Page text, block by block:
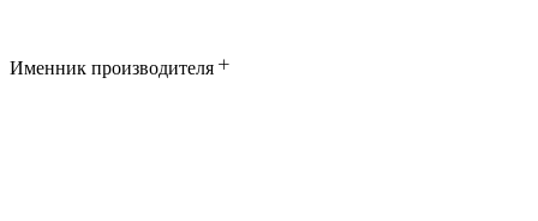
Именник производителя